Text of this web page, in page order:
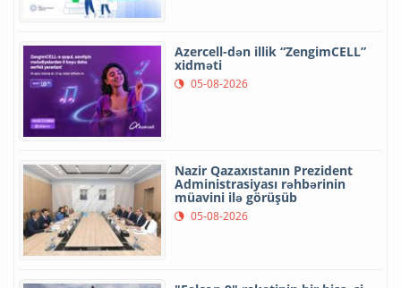
Azercell-dən illik “ZengimCELL”
xidməti
05-08-2026
Nazir Qazaxıstanın Prezident
Administrasiyası rəhbərinin
müavini ilə görüşüb
05-08-2026